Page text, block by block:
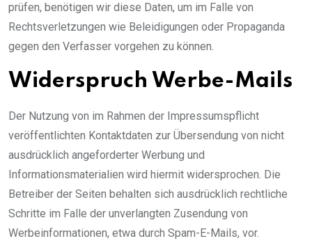
prüfen, benötigen wir diese Daten, um im Falle von
Rechtsverletzungen wie Beleidigungen oder Propaganda
gegen den Verfasser vorgehen zu können.
Widerspruch Werbe-Mails
Der Nutzung von im Rahmen der Impressumspflicht
veröffentlichten Kontaktdaten zur Übersendung von nicht
ausdrücklich angeforderter Werbung und
Informationsmaterialien wird hiermit widersprochen. Die
Betreiber der Seiten behalten sich ausdrücklich rechtliche
Schritte im Falle der unverlangten Zusendung von
Werbeinformationen, etwa durch Spam-E-Mails, vor.